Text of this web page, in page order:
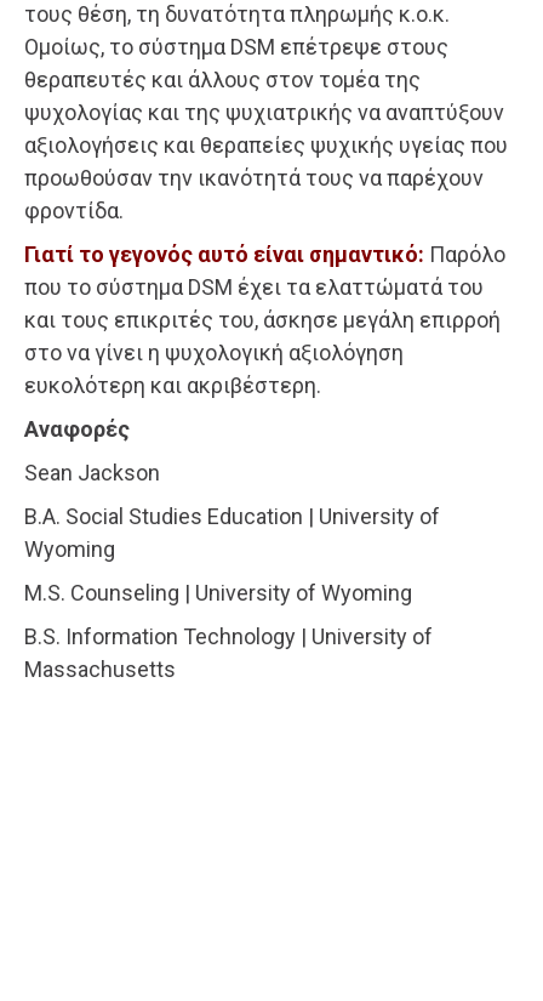
τους θέση, τη δυνατότητα πληρωμής κ.ο.κ.
Ομοίως, το σύστημα DSM επέτρεψε στους
θεραπευτές και άλλους στον τομέα της
ψυχολογίας και της ψυχιατρικής να αναπτύξουν
αξιολογήσεις και θεραπείες ψυχικής υγείας που
προωθούσαν την ικανότητά τους να παρέχουν
φροντίδα.
Γιατί το γεγονός αυτό είναι σημαντικό: Παρόλο
που το σύστημα DSM έχει τα ελαττώματά του
και τους επικριτές του, άσκησε μεγάλη επιρροή
στο να γίνει η ψυχολογική αξιολόγηση
ευκολότερη και ακριβέστερη.
Αναφορές
Sean Jackson
B.A. Social Studies Education | University of
Wyoming
M.S. Counseling | University of Wyoming
B.S. Information Technology | University of
Massachusetts